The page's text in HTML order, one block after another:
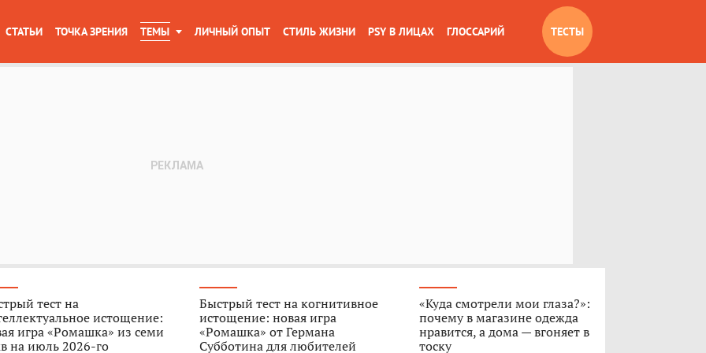
СТАТЬИ ТОЧКА ЗРЕНИЯ ТЕМЫ ЛИЧНЫЙ ОПЫТ СТИЛЬ ЖИЗНИ PSY В ЛИЦАХ ГЛОССАРИЙ ТЕСТЫ
тест на
истощение:
игра «Ромашка» из семи
на июль 2026-го
Быстрый тест на когнитивное
истощение: новая игра
«Ромашка» от Германа
Субботина для любителей
«Куда смотрели мои глаза?»:
почему в магазине одежда
нравится, а дома — вгоняет в
тоску